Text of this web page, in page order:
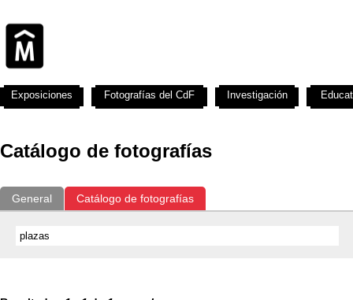
Catálogo de fotografías
General Catálogo de fotografías
Exposiciones Fotografías del CdF Investigación